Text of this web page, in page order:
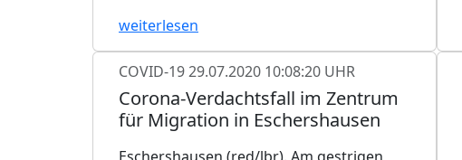
weiterlesen
COVID-1929.07.2020 10:08:20 UHR
Corona-Verdachtsfall im Zentrum
für Migration in Eschershausen
Eschershausen (red/lbr). Am gestrigen